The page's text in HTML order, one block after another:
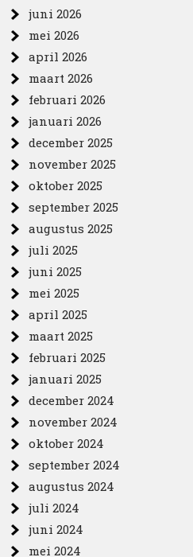
juni 2026
mei 2026
april 2026
maart 2026
februari 2026
januari 2026
december 2025
november 2025
oktober 2025
september 2025
augustus 2025
juli 2025
juni 2025
mei 2025
april 2025
maart 2025
februari 2025
januari 2025
december 2024
november 2024
oktober 2024
september 2024
augustus 2024
juli 2024
juni 2024
mei 2024